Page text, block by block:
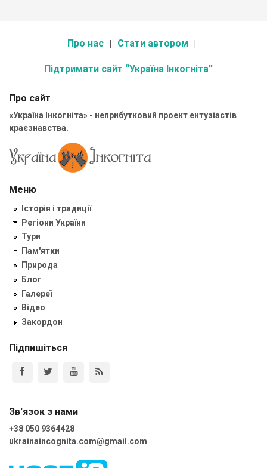
Про нас Стати автором
Підтримати сайт “Україна Інкогніта”
Про сайт
«Україна Інкогніта» - неприбутковий проект ентузіастів
краєзнавства.
Меню
Історія і традиції
Регіони України
Тури
Пам'ятки
Природа
Блог
Галереї
Відео
Закордон
Підпишіться
Зв'язок з нами
+38 050 9364428
ukrainaincognita.com@gmail.com